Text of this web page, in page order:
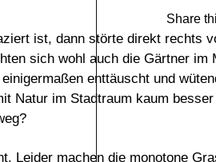
Share
ist, dann störte direkt rechts
sich wohl auch die Gärtner im
enttäuscht und
Natur im Stadtraum kaum
Leider machen die monotone